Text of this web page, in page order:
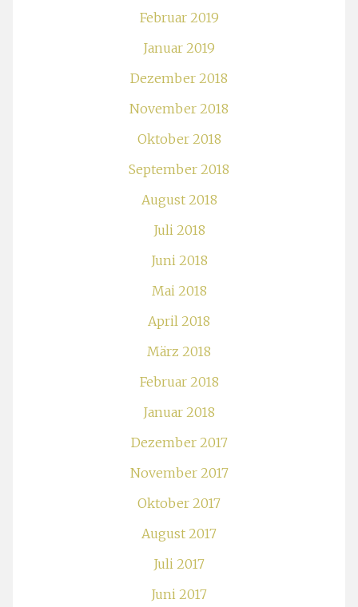
Februar 2019
Januar 2019
Dezember 2018
November 2018
Oktober 2018
September 2018
August 2018
Juli 2018
Juni 2018
Mai 2018
April 2018
März 2018
Februar 2018
Januar 2018
Dezember 2017
November 2017
Oktober 2017
August 2017
Juli 2017
Juni 2017